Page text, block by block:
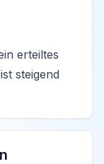
erteiltes
steigend